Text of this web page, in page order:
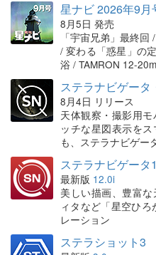
星ナビ 2026年9月
8月5日 発売
「宇宙兄弟」最終
/ 変わる「惑星」の
浴 / TAMRON 12-
ステラナビゲータ
8月4日 リリース
天体観察・撮影用
ッチな星図表示を
も、ステラナビゲー
ステラナビゲータ
最新版 12.0i
美しい描画、豊富
ィタなど「星空ひ
レーション
ステラショット3